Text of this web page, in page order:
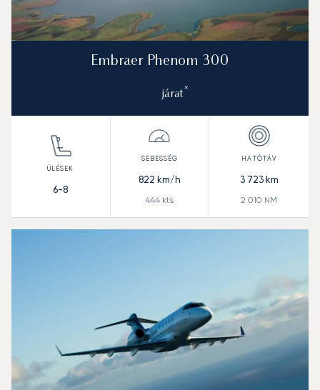
Embraer Phenom 300
járat*
6-8
822 km/h
444 kts
3 723km
2 010 NM